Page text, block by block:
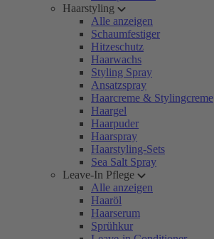
Haarstyling
Alle anzeigen
Schaumfestiger
Hitzeschutz
Haarwachs
Styling Spray
Ansatzspray
Haarcreme & Stylingcreme
Haargel
Haarpuder
Haarspray
Haarstyling-Sets
Sea Salt Spray
Leave-In Pflege
Alle anzeigen
Haaröl
Haarserum
Sprühkur